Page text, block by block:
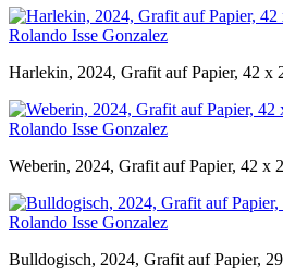
Rolando Isse Gonzalez
Harlekin, 2024, Grafit auf Papier, 42 x
Rolando Isse Gonzalez
Weberin, 2024, Grafit auf Papier, 42 x
Rolando Isse Gonzalez
Bulldogisch, 2024, Grafit auf Papier,